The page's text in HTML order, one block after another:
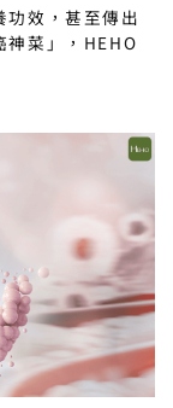
效，甚至傳出
神菜」，HEHO